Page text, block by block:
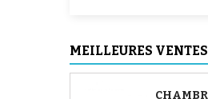
MEILLEURES VENTES